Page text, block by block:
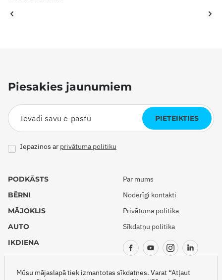
Piesakies jaunumiem
PIETEIKTIES
Iepazinos ar privātuma politiku
PODKĀSTS
BĒRNI
MĀJOKLIS
AUTO
IKDIENA
CEĻOJUMI
Par mums
Noderīgi kontakti
Privātuma politika
Sīkdatņu politika
Mūsu mājaslapā tiek izmantotas sīkdatnes. Varat “Atļaut